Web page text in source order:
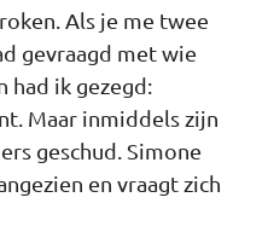
Als je me twee
gevraagd met wie
had ik gezegd:
Maar inmiddels zijn
geschud. Simone
en vraagt zich